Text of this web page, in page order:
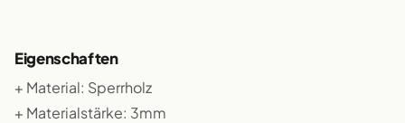
Eigenschaften
+ Material: Sperrholz
+ Materialstärke: 3mm